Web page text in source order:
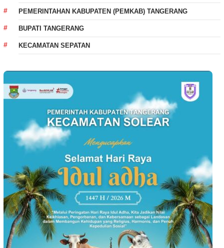
PEMERINTAHAN KABUPATEN (PEMKAB) TANGERANG
BUPATI TANGERANG
KECAMATAN SEPATAN